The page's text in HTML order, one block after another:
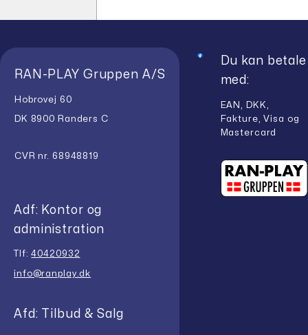
RAN-PLAY Gruppen A/S
Hobrovej 60
DK 8900 Randers C
CVR nr. 68948819
Adf: Kontor og
administration
Tlf:40420932
info@ranplay.dk
Afd: Tilbud & Salg
Du kan betale
med:
EAN, DKK,
Fakture, Visa og
Mastercard